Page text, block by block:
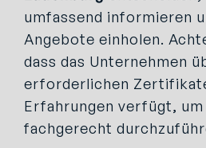
umfassend informieren
Angebote einholen.
dass das Unternehmen
erforderlichen
Erfahrungen verfügt,
fachgerecht